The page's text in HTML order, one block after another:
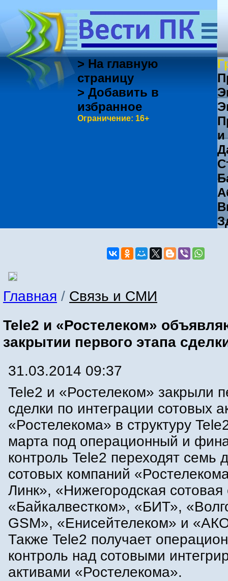
> На главную
страницу
> Добавить в
избранное
Ограничение: 16+
Главная / Связь и СМИ
Tele2 и «Ростелеком»
закрытии первого этапа
31.03.2014 09:37
Tele2 и «Ростелеком» закрыли
сделки по интеграции сотовых
«Ростелекома» в структуру
марта под операционный и
контроль Tele2 переходят семь
сотовых компаний
Линк», «Нижегородская сотовая
«Байкалвестком», «БИТ»,
GSM», «Енисейтелеком» и
Также Tele2 получает
контроль над сотовыми
активами «Ростелекома».